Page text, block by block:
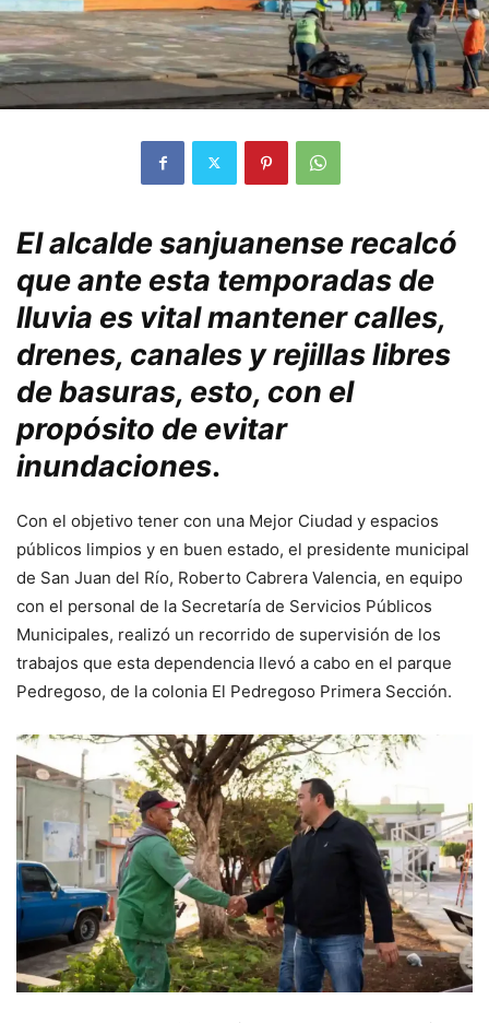
El alcalde sanjuanense recalcó
que ante esta temporadas de
lluvia es vital mantener calles,
drenes, canales y rejillas libres
de basuras, esto, con el
propósito de evitar
inundaciones.
Con el objetivo tener con una Mejor Ciudad y espacios
públicos limpios y en buen estado, el presidente municipal
de San Juan del Río, Roberto Cabrera Valencia, en equipo
con el personal de la Secretaría de Servicios Públicos
Municipales, realizó un recorrido de supervisión de los
trabajos que esta dependencia llevó a cabo en el parque
Pedregoso, de la colonia El Pedregoso Primera Sección.